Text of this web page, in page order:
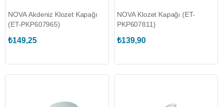
NOVA Akdeniz Klozet Kapağı
(ET-PKP607965)
₺149,25
NOVA Klozet Kapağı (ET-
PKP607811)
₺139,90